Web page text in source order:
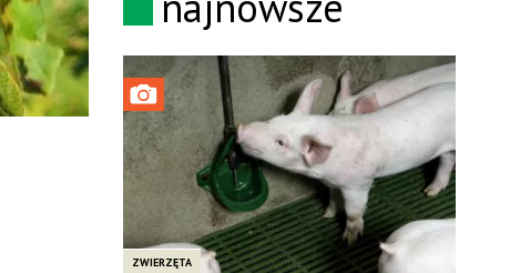
ZWIERZĘTA